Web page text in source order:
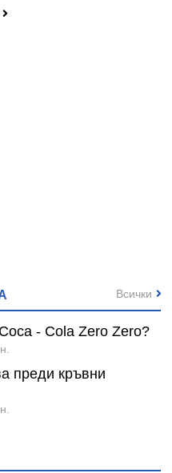
- Cola Zero Zero?
преди кръвни
Всички